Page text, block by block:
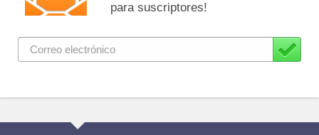
para suscriptores!